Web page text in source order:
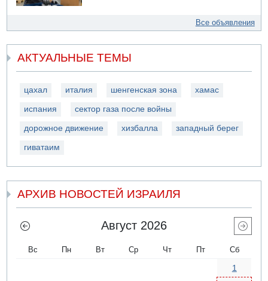
Все объявления
АКТУАЛЬНЫЕ ТЕМЫ
цахал италия шенгенская зона хамас
испания сектор газа после войны
дорожное движение хизбалла западный берег
гиватаим
АРХИВ НОВОСТЕЙ ИЗРАИЛЯ
Август 2026
Вс Пн Вт Ср Чт Пт Сб
1